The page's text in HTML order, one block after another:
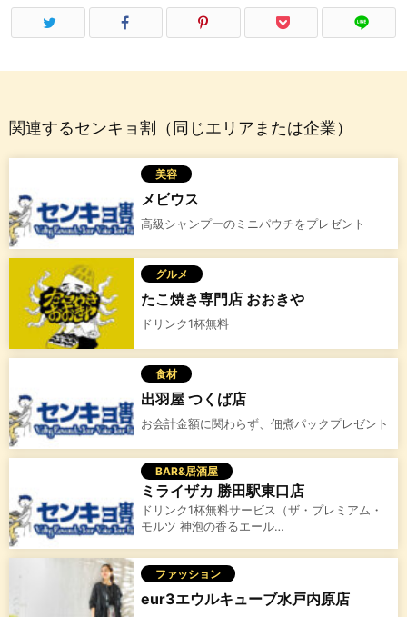
関連するセンキョ割（同じエリアまたは企業）
美容
メビウス
高級シャンプーのミニパウチをプレゼント
グルメ
たこ焼き専門店 おおきや
ドリンク1杯無料
食材
出羽屋 つくば店
お会計金額に関わらず、佃煮パックプレゼント
BAR&居酒屋
ミライザカ 勝田駅東口店
ドリンク1杯無料サービス（ザ・プレミアム・
モルツ 神泡の香るエール…
ファッション
eur3エウルキューブ水戸内原店